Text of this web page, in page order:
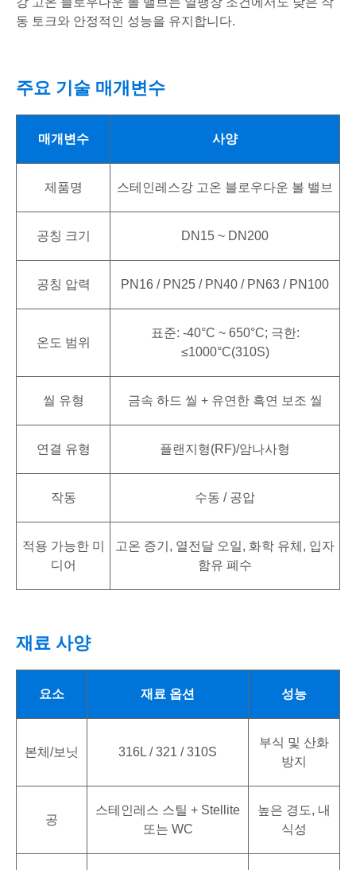
동 토크와 안정적인 성능을 유지합니다.
주요 기술 매개변수
매개변수 사양
제품명 스테인레스강 고온 블로우다운 볼 밸브
공칭 크기 DN15 ~ DN200
공칭 압력 PN16 / PN25 / PN40 / PN63 / PN100
온도 범위
표준: -40°C ~ 650°C; 극한:
≤1000°C(310S)
씰 유형 금속 하드 씰 + 유연한 흑연 보조 씰
연결 유형 플랜지형(RF)/암나사형
작동 수동 / 공압
적용 가능한 미
디어
고온 증기, 열전달 오일, 화학 유체, 입자
함유 폐수
재료 사양
요소 재료 옵션 성능
본체/보닛 316L / 321 / 310S
부식 및 산화
방지
공
스테인레스 스틸 + Stellite
또는 WC
높은 경도, 내
식성